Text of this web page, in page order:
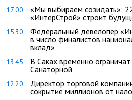
17:00
«Мы выбираем созидать»:
«ИнтерСтрой» строит
15:30
Федеральный девелопер
в число финалистов
вклад»
13:45
В Саках временно
Санаторной
12:20
Директор торговой
сокрытие миллионов от